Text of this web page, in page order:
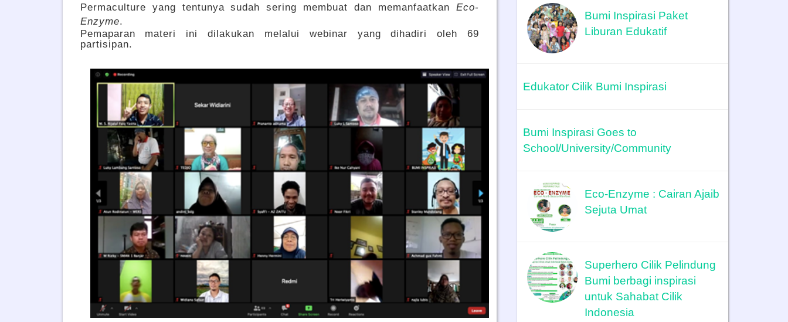
Permaculture yang tentunya sudah sering membuat dan memanfaatkan Eco-
Enzyme.
Pemaparan materi ini dilakukan melalui webinar yang dihadiri oleh 69
partisipan.
Bumi Inspirasi Paket
Liburan Edukatif
Edukator Cilik Bumi Inspirasi
Bumi Inspirasi Goes to
School/University/Community
Eco-Enzyme : Cairan Ajaib
Sejuta Umat
Superhero Cilik Pelindung
Bumi berbagi inspirasi
untuk Sahabat Cilik
Indonesia